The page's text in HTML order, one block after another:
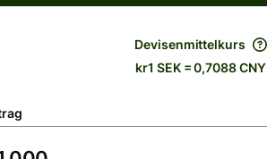
Devisenmittelkurs
kr1 SEK = 0,7088 CNY